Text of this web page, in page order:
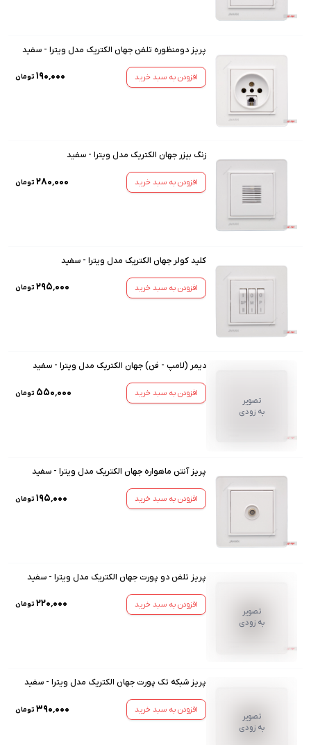
پریز دومنظوره تلفن جهان الکتریک مدل ویترا - سفید
افزودن به سبد خرید ۱۹۰٬۰۰۰ تومان
زنگ بیزر جهان الکتریک مدل ویترا - سفید
افزودن به سبد خرید ۲۸۰٬۰۰۰ تومان
کلید کولر جهان الکتریک مدل ویترا - سفید
افزودن به سبد خرید ۲۹۵٬۰۰۰ تومان
تصویر
به زودی
دیمر (لامپ - فن) جهان الکتریک مدل ویترا - سفید
افزودن به سبد خرید ۵۵۰٬۰۰۰ تومان
پریز آنتن ماهواره جهان الکتریک مدل ویترا - سفید
افزودن به سبد خرید ۱۹۵٬۰۰۰ تومان
تصویر
به زودی
پریز تلفن دو پورت جهان الکتریک مدل ویترا - سفید
افزودن به سبد خرید ۲۲۰٬۰۰۰ تومان
تصویر
به زودی
پریز شبکه تک پورت جهان الکتریک مدل ویترا - سفید
افزودن به سبد خرید ۳۹۰٬۰۰۰ تومان